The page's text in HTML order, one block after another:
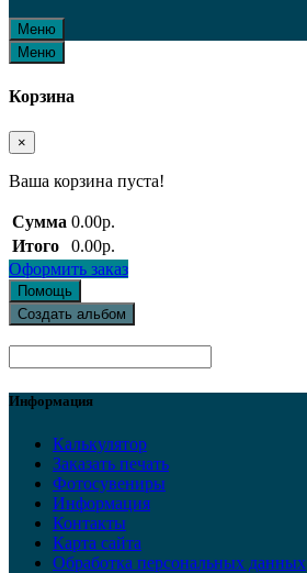
Меню
Меню
Корзина
×
Ваша корзина пуста!
Сумма 0.00р.
Итого
0.00р.
Оформить заказ
Помощь
Создать альбом
Информация
Калькулятор
Заказать печать
Фотосувениры
Информация
Контакты
Карта сайта
Обработка персональных данных